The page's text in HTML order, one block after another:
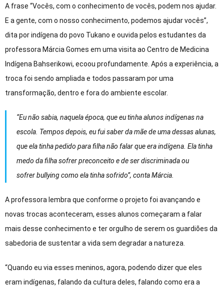
A frase “Vocês, com o conhecimento de vocês, podem nos ajudar.
E a gente, com o nosso conhecimento, podemos ajudar vocês”,
dita por indígena do povo Tukano e ouvida pelos estudantes da
professora Márcia Gomes em uma visita ao Centro de Medicina
Indígena Bahserikowi, ecoou profundamente. Após a experiência, a
troca foi sendo ampliada e todos passaram por uma
transformação, dentro e fora do ambiente escolar.
“Eu não sabia, naquela época, que eu tinha alunos indígenas na
escola. Tempos depois, eu fui saber da mãe de uma dessas alunas,
que ela tinha pedido para filha não falar que era indígena. Ela tinha
medo da filha sofrer preconceito e de ser discriminada ou
sofrerbullyingcomo ela tinha sofrido”, conta Márcia.
A professora lembra que conforme o projeto foi avançando e
novas trocas aconteceram, esses alunos começaram a falar
mais desse conhecimento e ter orgulho de serem os guardiões da
sabedoria de sustentar a vida sem degradar a natureza.
“Quando eu via esses meninos, agora, podendo dizer que eles
eram indígenas, falando da cultura deles, falando como era a